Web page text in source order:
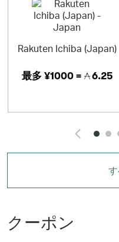
Rakuten Ichiba (Japan)
最多 ¥1000 = 6.25
クーポン